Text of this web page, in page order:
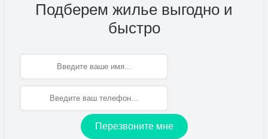
Подберем жилье выгодно и
быстро
Перезвоните мне